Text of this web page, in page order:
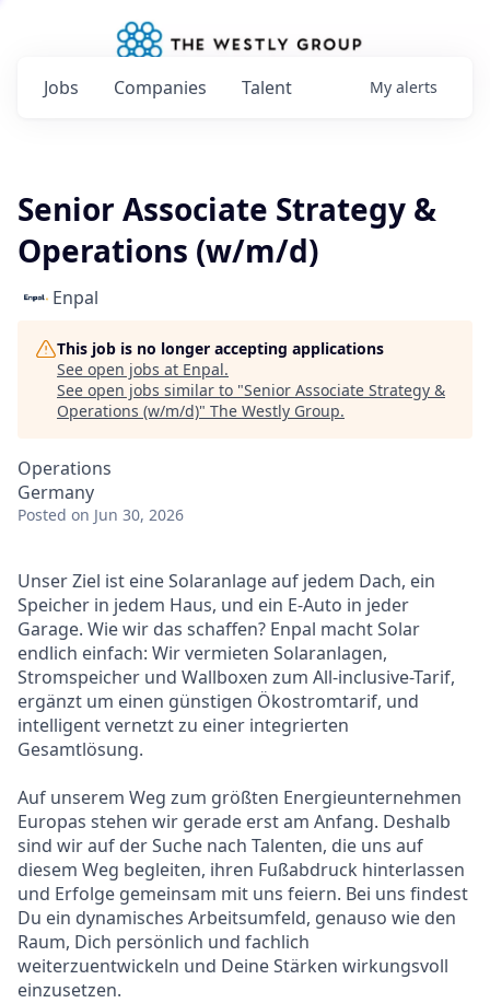
Jobs Companies Talent My alerts
Senior Associate Strategy &
Operations (w/m/d)
Enpal
This job is no longer accepting applications
See open jobs at Enpal.
See open jobs similar to "Senior Associate Strategy &
Operations (w/m/d)" The Westly Group.
Operations
Germany
Posted on Jun 30, 2026
Unser Ziel ist eine Solaranlage auf jedem Dach, ein
Speicher in jedem Haus, und ein E-Auto in jeder
Garage. Wie wir das schaffen? Enpal macht Solar
endlich einfach: Wir vermieten Solaranlagen,
Stromspeicher und Wallboxen zum All-inclusive-Tarif,
ergänzt um einen günstigen Ökostromtarif, und
intelligent vernetzt zu einer integrierten
Gesamtlösung.
Auf unserem Weg zum größten Energieunternehmen
Europas stehen wir gerade erst am Anfang. Deshalb
sind wir auf der Suche nach Talenten, die uns auf
diesem Weg begleiten, ihren Fußabdruck hinterlassen
und Erfolge gemeinsam mit uns feiern. Bei uns findest
Du ein dynamisches Arbeitsumfeld, genauso wie den
Raum, Dich persönlich und fachlich
weiterzuentwickeln und Deine Stärken wirkungsvoll
einzusetzen.